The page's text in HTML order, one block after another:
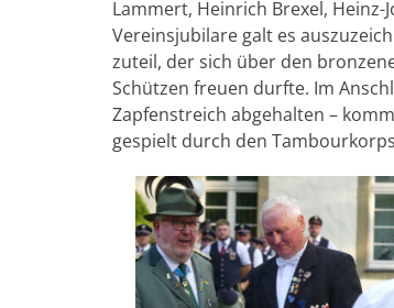
Lammert, Heinrich Brexel,
Vereinsjubilare galt es
zuteil, der sich über den
Schützen freuen durfte. Im
Zapfenstreich abgehalten –
gespielt durch den